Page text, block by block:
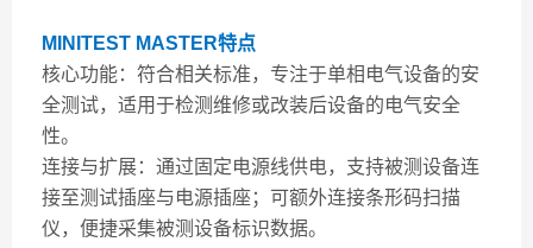
MINITEST MASTER特点
核心功能：符合相关标准，专注于单相电气设备的安
全测试，适用于检测维修或改装后设备的电气安全
性。
连接与扩展：通过固定电源线供电，支持被测设备连
接至测试插座与电源插座；可额外连接条形码扫描
仪，便捷采集被测设备标识数据。